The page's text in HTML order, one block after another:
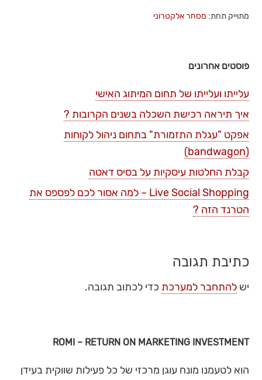
מתוייק תחת: מסחר אלקטרוני
פוסטים אחרונים
עלייתו ועלייתו של תחום המיתוג האישי
איך תיראה רכישת השכלה בשנים הקרובות ?
אפקט "עגלת התזמורת" בתחום ניהול לקוחות
(bandwagon)
קבלת החלטות עיסקיות על בסיס דאטה
Live Social Shopping – למה אסור לכם לפספס את
הטרנד הזה ?
כתיבת תגובה
ישלהתחבר למערכת כדי לכתוב תגובה.
ROMI – RETURN ON MARKETING INVESTMENT
הוא לטעמנו מונח עוגן מרכזי של כל פעילות שווקית בעידן